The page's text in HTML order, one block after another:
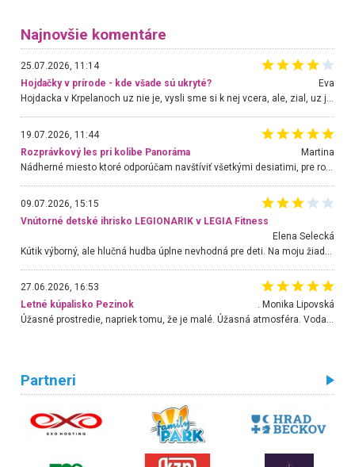
Najnovšie komentáre
25.07.2026, 11:14
Hojdačky v prírode - kde všade sú ukryté?
Eva
Hojdacka v Krpelanoch uz nie je, vysli sme si k nej vcera, ale, zial, uz je znicena. Ak sem planujete cestu len kvoli hojdacke, mozete si ju usetrit. Krasny vyhlad je tu vsak aj bez hojdacky :-)
19.07.2026, 11:44
Rozprávkový les pri kolibe Panoráma
Martina
Nádherné miesto ktoré odporúčam navštíviť všetkými desiatimi, pre rodiny s deťmi, dôchodcom... Proste a jednoducho ozaj rozprávkový les.. určite ešte prídeme. Odniesli sme si na pamiatku krásne tričká,
09.07.2026, 15:15
Vnútorné detské ihrisko LEGIONARIK v LEGIA Fitness
Elena Selecká
27.06.2026, 16:53
Letné kúpalisko Pezinok
. Monika Lipovská
Úžasné prostredie, napriek tomu, že je malé. Úžasná atmosféra. Voda fantastická a nádherná. Ľudí je pomerne veľa, ale su mili a ohľaduplní. Je veľmi zaujímavé sledovať, ako dokážu spolu športovať cudzí ľudia a bez ohľadu na vek. Vládne tu pohoda. Vnuka neviem dostať z vody. Ďakujem za krásny deň . Urcite sa sem vrátim. Jediný problém je s parkovaním, ale aj ten sa mi podarilo vyriešiť. Monika Bratislava
Partneri